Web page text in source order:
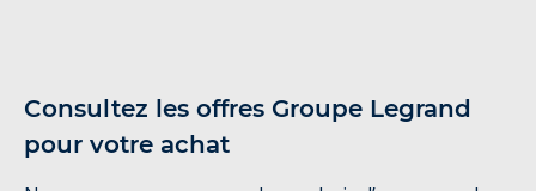
Consultez les offres Groupe Legrand
pour votre achat